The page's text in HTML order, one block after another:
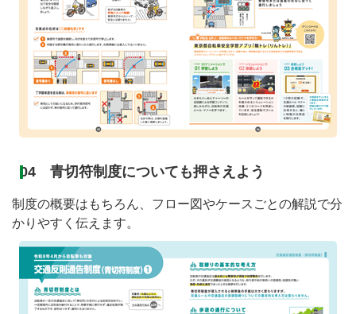
04 青切符制度についても押さえよう
制度の概要はもちろん、フロー図やケースごとの解説で分
かりやすく伝えます。